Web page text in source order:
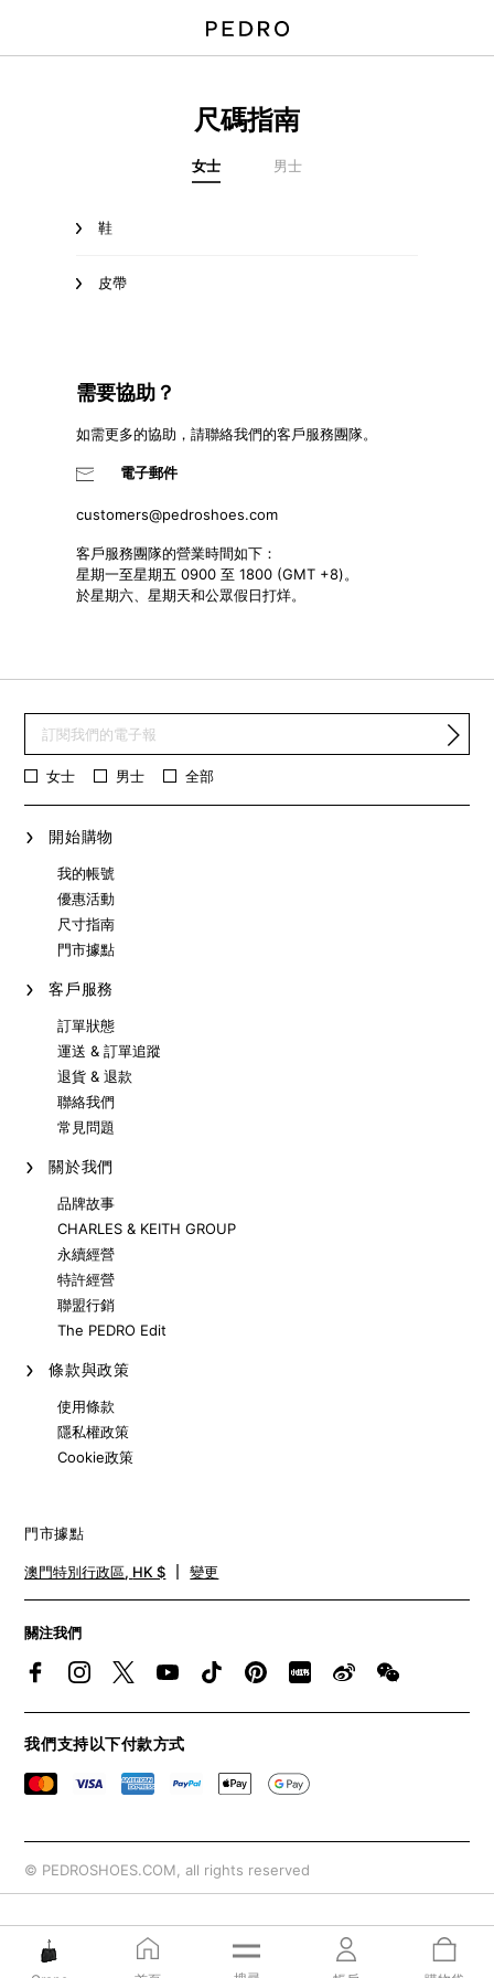
尺碼指南
女士 男士
鞋
皮帶
需要協助？
如需更多的協助，請聯絡我們的客戶服務團隊。
電子郵件
customers@pedroshoes.com
客戶服務團隊的營業時間如下：
星期一至星期五 0900 至 1800 (GMT +8)。
於星期六、星期天和公眾假日打烊。
女士 男士 全部
開始購物
我的帳號
優惠活動
尺寸指南
門市據點
客戶服務
訂單狀態
運送 & 訂單追蹤
退貨 & 退款
聯絡我們
常見問題
關於我們
品牌故事
CHARLES & KEITH GROUP
永續經營
特許經營
聯盟行銷
The PEDRO Edit
條款與政策
使用條款
隱私權政策
Cookie政策
門市據點
澳門特別行政區, HK $ 變更
關注我們​
我們支持以下付款方式
© PEDROSHOES.COM, all rights reserved